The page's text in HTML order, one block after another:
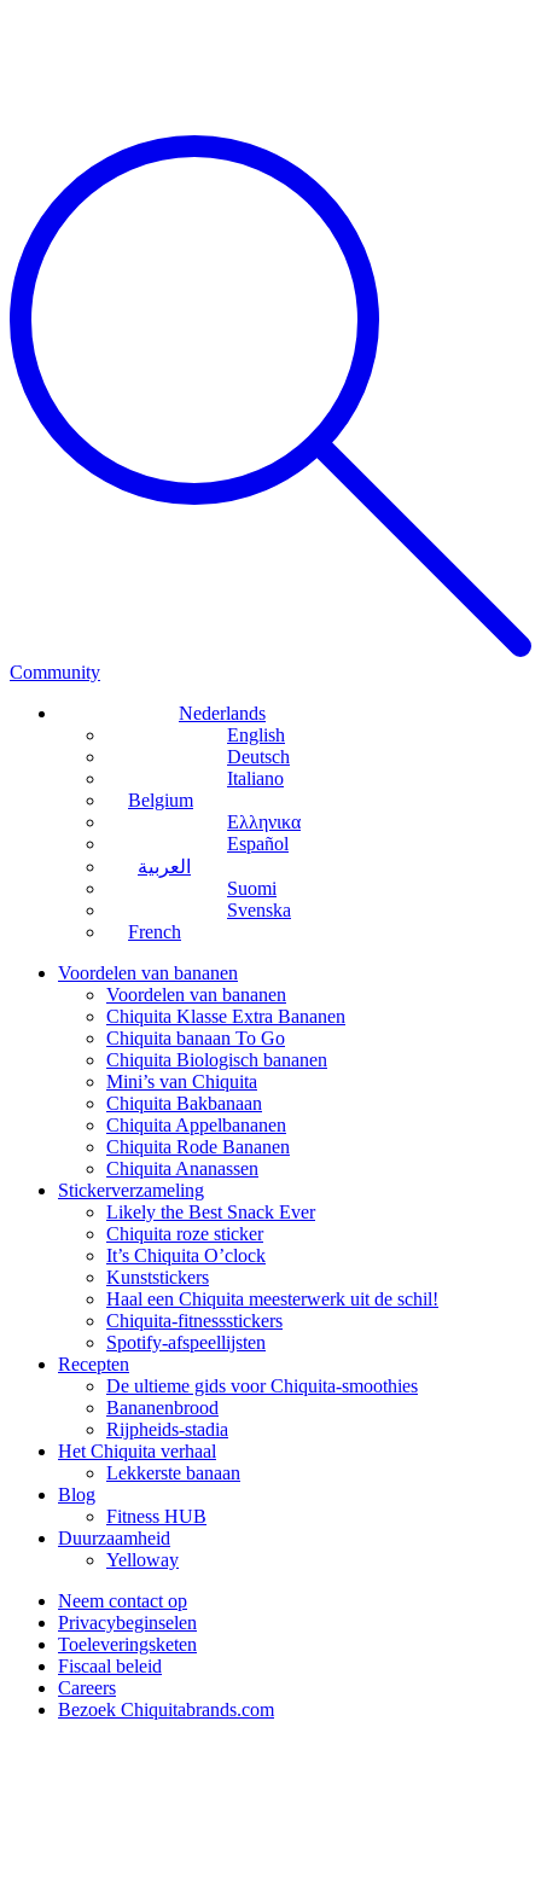
Community
Nederlands
English
Deutsch
Italiano
Belgium
Ελληνικα
Español
العربية
Suomi
Svenska
French
Voordelen van bananen
Voordelen van bananen
Chiquita Klasse Extra Bananen
Chiquita banaan To Go
Chiquita Biologisch bananen
Mini’s van Chiquita
Chiquita Bakbanaan
Chiquita Appelbananen
Chiquita Rode Bananen
Chiquita Ananassen
Stickerverzameling
Likely the Best Snack Ever
Chiquita roze sticker
It’s Chiquita O’clock
Kunststickers
Haal een Chiquita meesterwerk uit de schil!
Chiquita-fitnessstickers
Spotify-afspeellijsten
Recepten
De ultieme gids voor Chiquita-smoothies
Bananenbrood
Rijpheids-stadia
Het Chiquita verhaal
Lekkerste banaan
Blog
Fitness HUB
Duurzaamheid
Yelloway
Neem contact op
Privacybeginselen
Toeleveringsketen
Fiscaal beleid
Careers
Bezoek Chiquitabrands.com